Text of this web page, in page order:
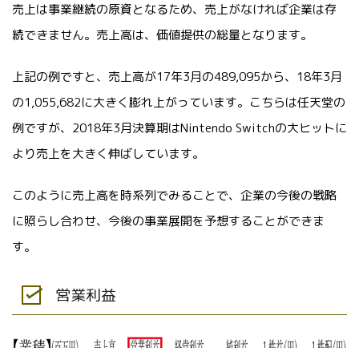
売上は事業継続の原資となるため、売上がなければ企業は存
続できません。売上高は、価値提供の総量となります。
上記の例ですと、売上高が17年3月の489,095から、18年3月
の1,055,682に大きく膨れ上がっています。こちらは任天堂の
例ですが、2018年3月決算期はNintendo Switchの大ヒットに
より売上を大きく伸ばしています。
このように売上高を時系列でみることで、企業の今後の戦略
に照らし合わせ、今後の事業展開を予想することができま
す。
営業利益